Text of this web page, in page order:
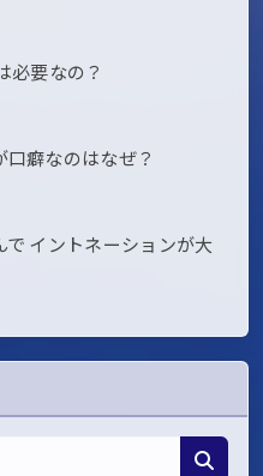
必要なの？
口癖なのはなぜ？
で イントネーションが大